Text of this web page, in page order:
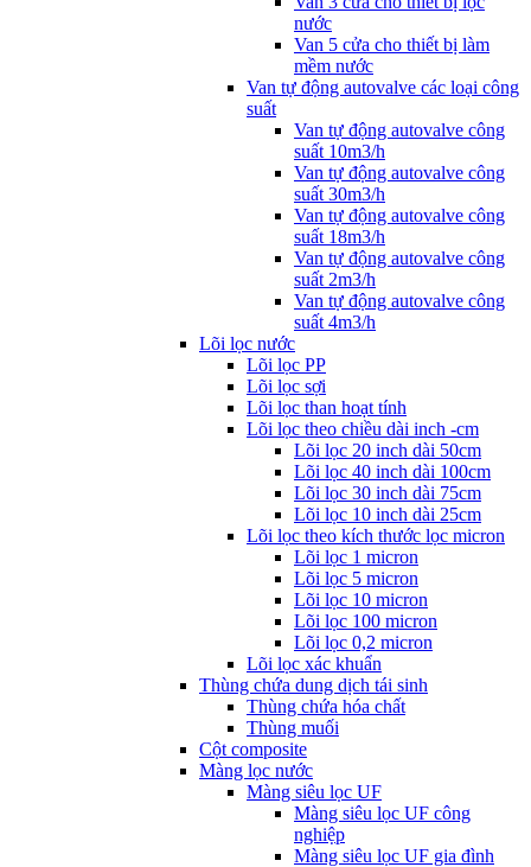
nước
Van 5 cửa cho thiết bị làm
mềm nước
Van tự động autovalve các loại công
suất
Van tự động autovalve công
suất 10m3/h
Van tự động autovalve công
suất 30m3/h
Van tự động autovalve công
suất 18m3/h
Van tự động autovalve công
suất 2m3/h
Van tự động autovalve công
suất 4m3/h
Lõi lọc nước
Lõi lọc PP
Lõi lọc sợi
Lõi lọc than hoạt tính
Lõi lọc theo chiều dài inch -cm
Lõi lọc 20 inch dài 50cm
Lõi lọc 40 inch dài 100cm
Lõi lọc 30 inch dài 75cm
Lõi lọc 10 inch dài 25cm
Lõi lọc theo kích thước lọc micron
Lõi lọc 1 micron
Lõi lọc 5 micron
Lõi lọc 10 micron
Lõi lọc 100 micron
Lõi lọc 0,2 micron
Lõi lọc xác khuẩn
Thùng chứa dung dịch tái sinh
Thùng chứa hóa chất
Thùng muối
Cột composite
Màng lọc nước
Màng siêu lọc UF
Màng siêu lọc UF công
nghiệp
Màng siêu lọc UF gia đình